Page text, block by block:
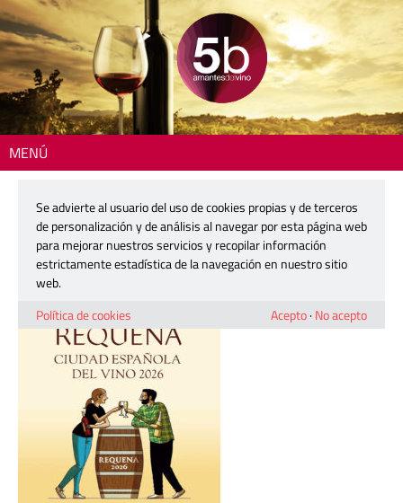
MENÚ
ciudad-vino-mercader-600x800px-
01
11 junio, 2026
Se advierte al usuario del uso de cookies propias y de terceros
de personalización y de análisis al navegar por esta página web
para mejorar nuestros servicios y recopilar información
estrictamente estadística de la navegación en nuestro sitio
web.
Política de cookies
Acepto· No acepto